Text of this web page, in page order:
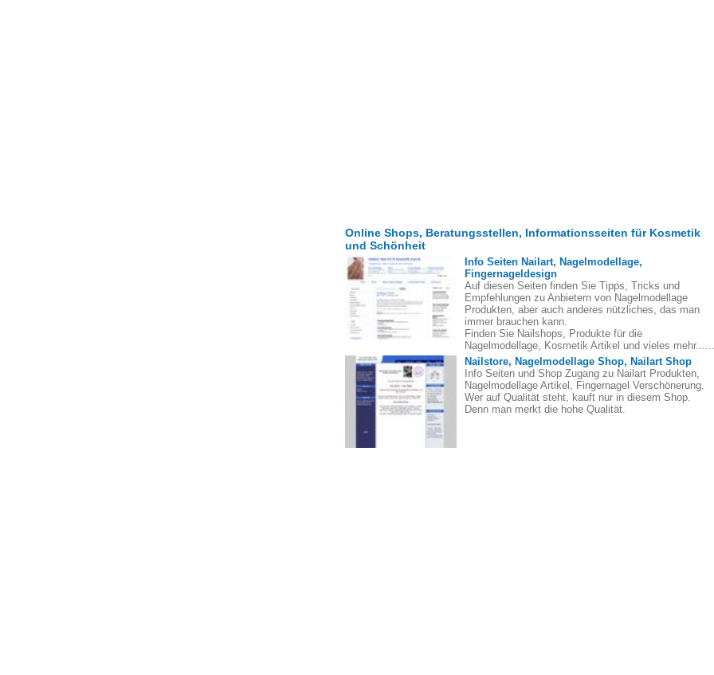
Online Shops, Beratungsstellen, Informationsseiten für Kosmetik
und Schönheit
Info Seiten Nailart, Nagelmodellage,
Fingernageldesign
Auf diesen Seiten finden Sie Tipps, Tricks und
Empfehlungen zu Anbietern von Nagelmodellage
Produkten, aber auch anderes nützliches, das man
immer brauchen kann.
Finden Sie Nailshops, Produkte für die
Nagelmodellage, Kosmetik Artikel und vieles mehr......
Nailstore, Nagelmodellage Shop, Nailart Shop
Info Seiten und Shop Zugang zu Nailart Produkten,
Nagelmodellage Artikel, Fingernagel Verschönerung.
Wer auf Qualität steht, kauft nur in diesem Shop.
Denn man merkt die hohe Qualität.